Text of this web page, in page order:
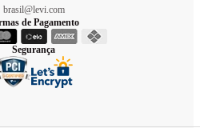
brasil@levi.com
de Pagamento
Segurança